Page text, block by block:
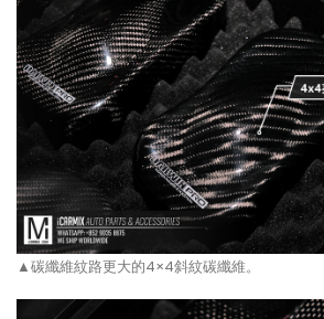
▲碳纖維紋路更大的4×4斜紋碳纖維。